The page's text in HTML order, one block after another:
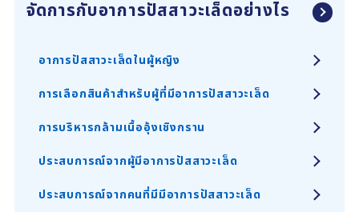
จัดการกับอาการปัสสาวะเล็ดอย่างไร
อาการปัสสาวะเล็ดในผู้หญิง
การเลือกสินค้าสำหรับผู้ที่มีอาการปัสสาวะเล็ด
การบริหารกล้ามเนื้ออุ้งเชิงกราน
ประสบการณ์จากผู้มีอาการปัสสาวะเล็ด
ประสบการณ์จากคนที่มีมีอาการปัสสาวะเล็ด